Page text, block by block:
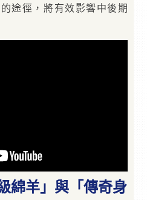
途徑，將有效影響中後期
綿羊」與「傳奇身